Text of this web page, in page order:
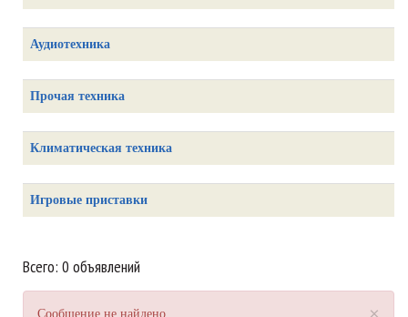
Аудиотехника
Прочая техника
Климатическая техника
Игровые приставки
Всего: 0 объявлений
Сообщение не найдено.